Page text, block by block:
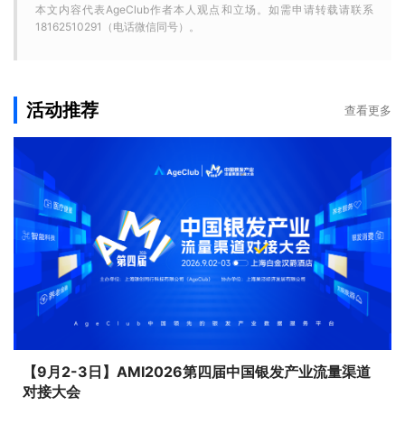
本文内容代表AgeClub作者本人观点和立场。如需申请转载请联系
18162510291（电话微信同号）。
活动推荐 查看更多
【9月2-3日】AMI2026第四届中国银发产业流量渠道
对接大会